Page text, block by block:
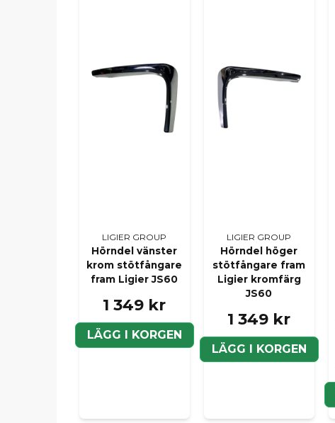
LIGIER GROUP
Hörndel vänster
krom stötfångare
fram Ligier JS60
1 349 kr
LÄGG I KORGEN
LIGIER GROUP
Hörndel höger
stötfångare fram
Ligier kromfärg
JS60
1 349 kr
LÄGG I KORGEN